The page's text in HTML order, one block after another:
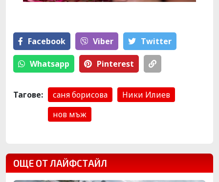
Facebook Viber Тwitter
Whatsapp Pinterest
Тагове: саня борисова
Ники Илиев
нов мъж
ОЩЕ ОТ ЛАЙФСТАЙЛ